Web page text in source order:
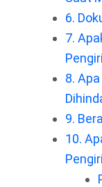
6.
7.
8.
9.
10.